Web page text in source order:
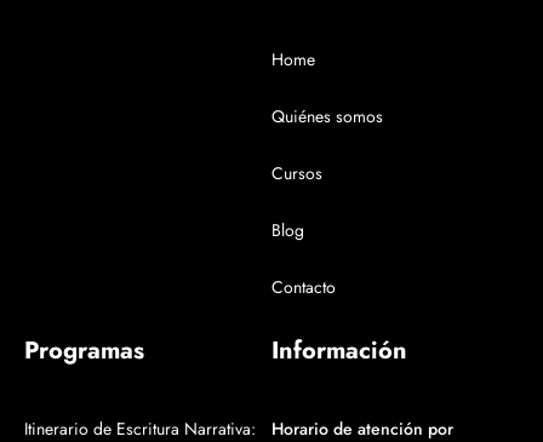
Home
Quiénes somos
Cursos
Blog
Contacto
Programas
Itinerario de Escritura Narrativa:
Información
Horario de atención por